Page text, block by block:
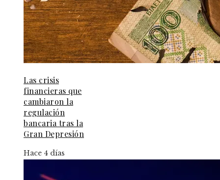
Las crisis
financieras que
cambiaron la
regulación
bancaria tras la
Gran Depresión
Hace 4 días